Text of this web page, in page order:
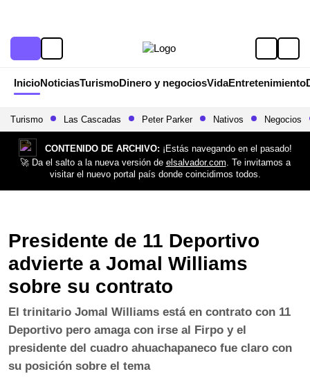
InicioNoticiasTurismoDinero y negociosVidaEntretenimiento
Turismo Las Cascadas Peter Parker Nativos Negocios
CONTENIDO DE ARCHIVO: ¡Estás navegando en el pasado!
🚀 Da el salto a la nueva versión de elsalvador.com. Te invitamos a
visitar el nuevo portal país donde coincidimos todos.
Presidente de 11 Deportivo
advierte a Jomal Williams
sobre su contrato
El trinitario Jomal Williams está en contrato con 11
Deportivo pero amaga con irse al Firpo y el
presidente del cuadro ahuachapaneco fue claro con
su posición sobre el tema